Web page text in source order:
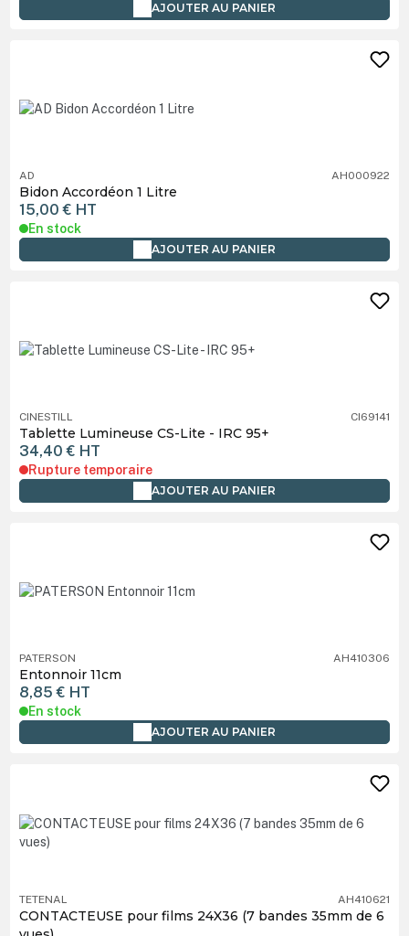
AJOUTER AU PANIER
AD AH000922
Bidon Accordéon 1 Litre
15,00 € HT
En stock
AJOUTER AU PANIER
CINESTILL CI69141
Tablette Lumineuse CS-Lite - IRC 95+
34,40 € HT
Rupture temporaire
AJOUTER AU PANIER
PATERSON AH410306
Entonnoir 11cm
8,85 € HT
En stock
AJOUTER AU PANIER
TETENAL AH410621
CONTACTEUSE pour films 24X36 (7 bandes 35mm de 6